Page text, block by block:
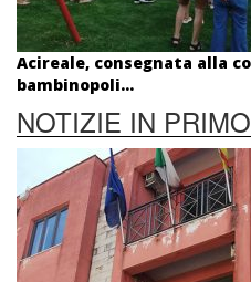
Acireale, consegnata alla
bambinopoli...
NOTIZIE IN